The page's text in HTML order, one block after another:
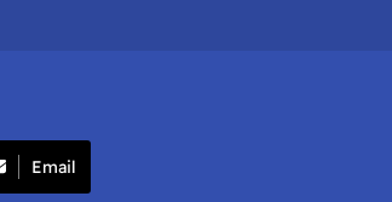
Email